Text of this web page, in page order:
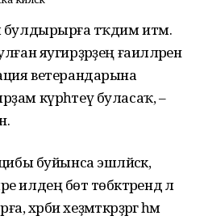
булдырырға тәҡдим итәм.
яугирҙәрҙең ғаиләләренә
ветерандарына
күрһәтеү буласаҡ, –
буйынса эшләйәсәк,
бөтә төбәктәрендә лә
хеҙмәткәрҙәргә һәм